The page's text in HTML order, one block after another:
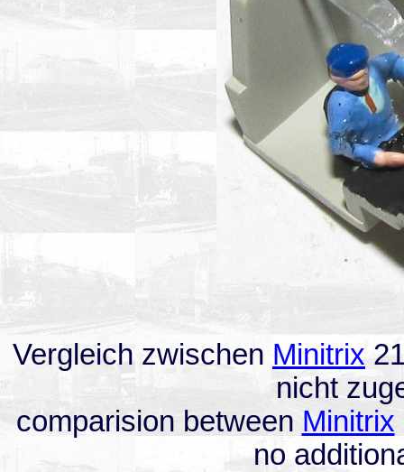
Vergleich zwischen Minitrix
nicht
comparision between Minitrix
no